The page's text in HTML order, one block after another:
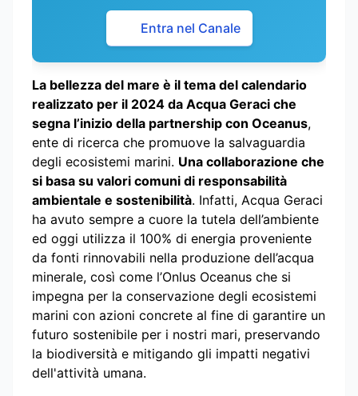
Entra nel Canale
La bellezza del mare è il tema del calendario
realizzato per il 2024 da Acqua Geraci che
segna l’inizio della partnership con Oceanus,
ente di ricerca che promuove la salvaguardia
degli ecosistemi marini. Una collaborazione che
si basa su valori comuni di responsabilità
ambientale e sostenibilità. Infatti, Acqua Geraci
ha avuto sempre a cuore la tutela dell’ambiente
ed oggi utilizza il 100% di energia proveniente
da fonti rinnovabili nella produzione dell’acqua
minerale, così come l’Onlus Oceanus che si
impegna per la conservazione degli ecosistemi
marini con azioni concrete al fine di garantire un
futuro sostenibile per i nostri mari, preservando
la biodiversità e mitigando gli impatti negativi
dell'attività umana.